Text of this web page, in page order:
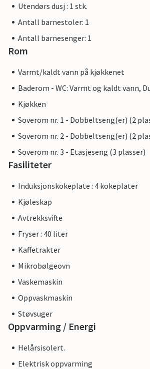
Utendørs dusj : 1 stk.
Antall barnestoler: 1
Antall barnesenger: 1
Rom
Varmt/kaldt vann på kjøkkenet
Baderom - WC: Varmt og kaldt vann,
Kjøkken
Soverom nr. 1 - Dobbeltseng(er) (2
Soverom nr. 2 - Dobbeltseng(er) (2
Soverom nr. 3 - Etasjeseng (3 plasser)
Fasiliteter
Induksjonskokeplate : 4 kokeplater
Kjøleskap
Avtrekksvifte
Fryser : 40 liter
Kaffetrakter
Mikrobølgeovn
Vaskemaskin
Oppvaskmaskin
Støvsuger
Oppvarming / Energi
Helårsisolert.
Elektrisk oppvarming